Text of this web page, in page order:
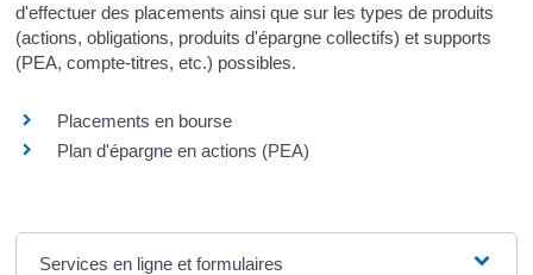
d'effectuer des placements ainsi que sur les types de produits
(actions, obligations, produits d'épargne collectifs) et supports
(PEA, compte-titres, etc.) possibles.
Placements en bourse
Plan d'épargne en actions (PEA)
Services en ligne et formulaires